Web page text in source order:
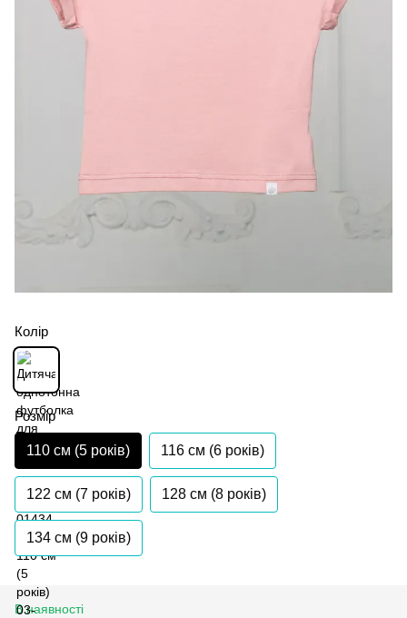
Колір
Розмір
110 см (5 років) 116 см (6 років)
122 см (7 років) 128 см (8 років)
134 см (9 років)
В наявності